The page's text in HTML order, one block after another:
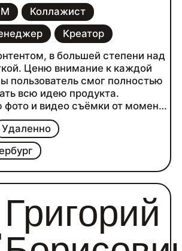
Удаленно
Коллажист
Креатор
в большей степени над
Ценю внимание к каждой
пользователь смог полностью
всю идею продукта.
и видео съёмки от момента
до этапа обработки
коллажи ручной работы.
3 лет руководила разными
от 5 до 10 человек, умею
техническое задание и
весь процесс подготовки
Григорий